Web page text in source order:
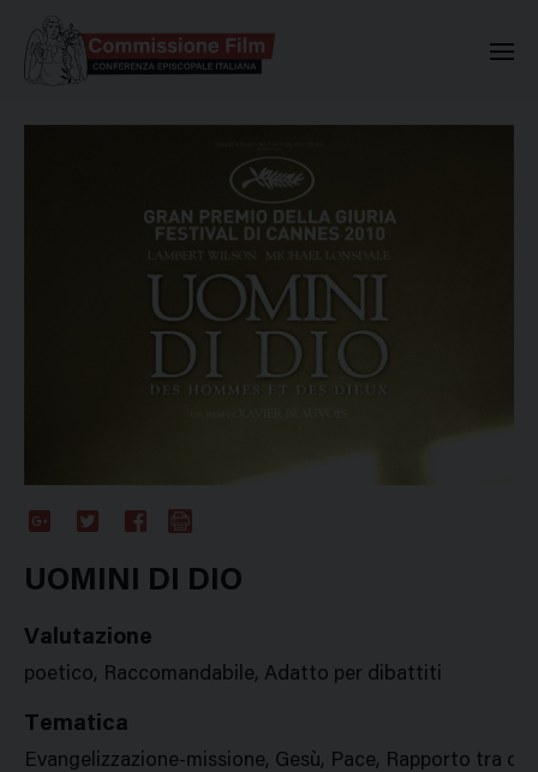
Plus
UOMINI DI DIO
Valutazione
poetico, Raccomandabile, Adatto per dibattiti
Tematica
Evangelizzazione-missione, Gesù, Pace, Rapporto tra